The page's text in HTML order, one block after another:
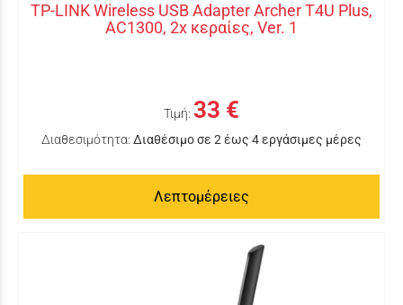
TP-LINK Wireless USB Adapter Archer T4U Plus,
AC1300, 2x κεραίες, Ver. 1
Τιμή: 33 €
Διαθεσιμότητα: Διαθέσιμο σε 2 έως 4 εργάσιμες μέρες
Λεπτομέρειες